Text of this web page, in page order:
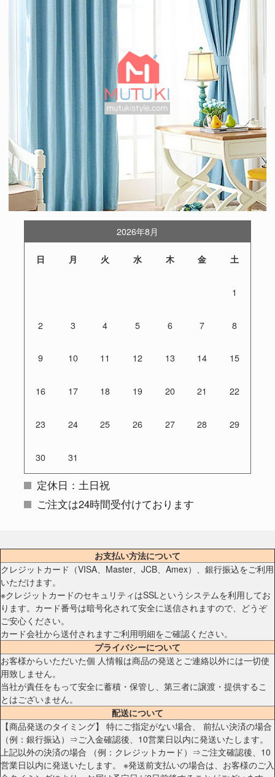
2026年8月
日 月 火 水 木 金 土
1
2 3 4 5 6 7 8
9 10 11 12 13 14 15
16 17 18 19 20 21 22
23 24 25 26 27 28 29
30 31
定休日：土日祝
ご注文は24時間受付けております
お支払い方法について
クレジットカード（VISA、Master、JCB、Amex）、銀行振込をご利用
いただけます。
※クレジットカードのセキュリティはSSLというシステムを利用してお
ります。カード番号は暗号化されて安全に送信されますので、どうぞ
ご安心ください。
カード会社から送付されますご利用明細をご確認ください。
プライバシーについて
お客様からいただいた個 人情報は商品の発送とご連絡以外には一切使
用致しません。
当社が責任をもって安全に蓄積・保管し、第三者に譲渡・提供するこ
とはございません。
配送について
【商品発送のタイミング】 特にご指定がない場合、 前払い決済の場合
（例：銀行振込）⇒ご入金確認後、10営業日以内に発送いたします。
上記以外の決済の場合 （例：クレジットカード）⇒ご注文確認後、10
営業日以内に発送いたします。 ※発送前支払いの場合は、お客様のご入